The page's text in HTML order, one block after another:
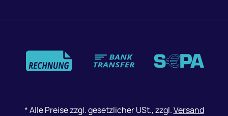
Zahlungsmethoden
*Alle Preise zzgl. gesetzlicher USt., zzgl.Versand